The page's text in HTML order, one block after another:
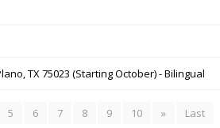
TX 75023 (Starting October) - Bilingual
5 6 7 8 9 10 » Last